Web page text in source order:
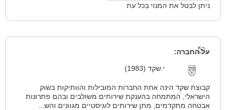
ניתן לבטל את המנוי בכל עת
על החברה:
י.שקד (1983)
קבוצת שקד הינה אחת החברות המובילות והוותיקות בשוק
הישראלי, המתמחה בהענקת שירותים משולבים ובהם פתרונות
אבטחה מתקדמים, מתן שירותים לוגיסטיים מגוונים והש...